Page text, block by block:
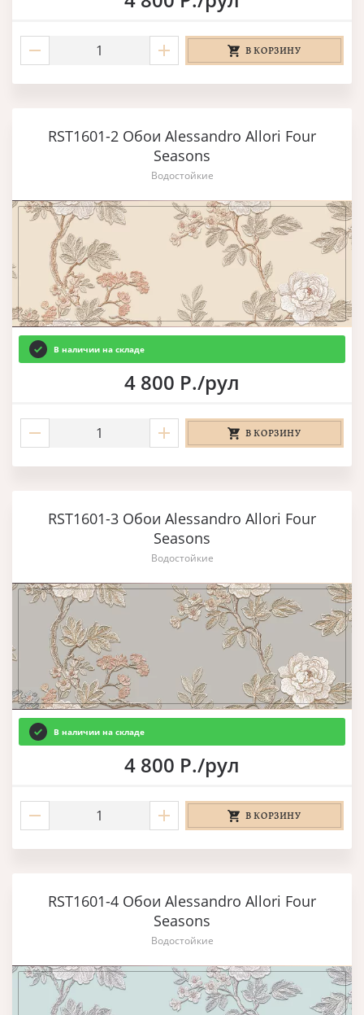
В КОРЗИНУ
RST1601-2 Обои Alessandro Allori Four
Seasons
Водостойкие
В наличии на складе
4 800 Р./рул
В КОРЗИНУ
RST1601-3 Обои Alessandro Allori Four
Seasons
Водостойкие
В наличии на складе
4 800 Р./рул
В КОРЗИНУ
RST1601-4 Обои Alessandro Allori Four
Seasons
Водостойкие